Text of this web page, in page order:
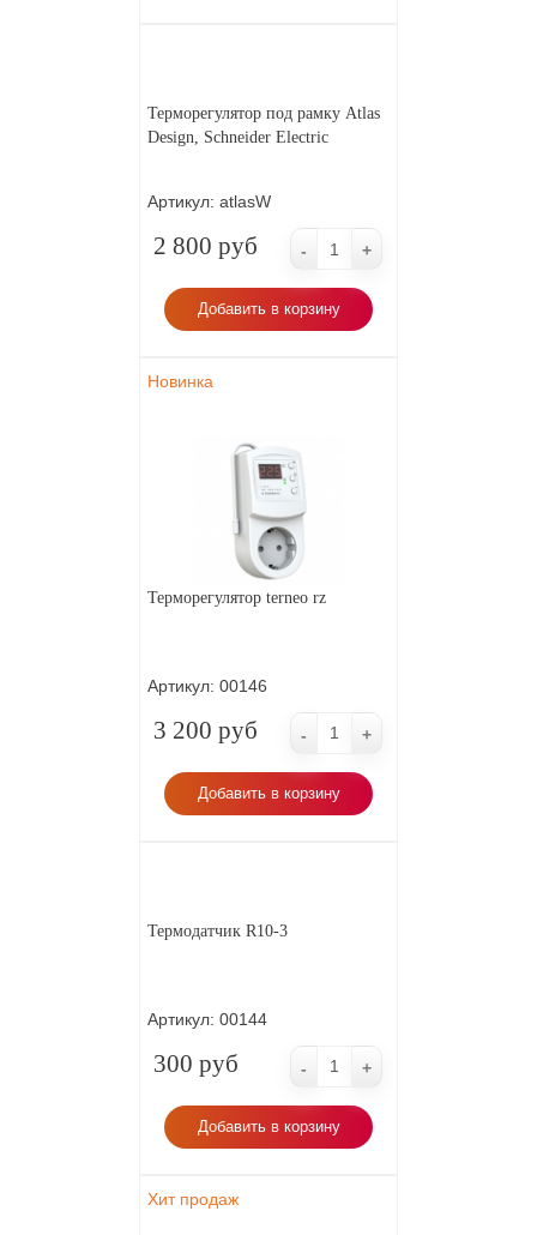
Терморегулятор под рамку Atlas
Design, Schneider Electric
Артикул: atlasW
2 800 руб - +
Добавить в корзину
Новинка
Терморегулятор terneo rz
Артикул: 00146
3 200 руб - +
Добавить в корзину
Термодатчик R10-3
Артикул: 00144
300 руб - +
Добавить в корзину
Хит продаж